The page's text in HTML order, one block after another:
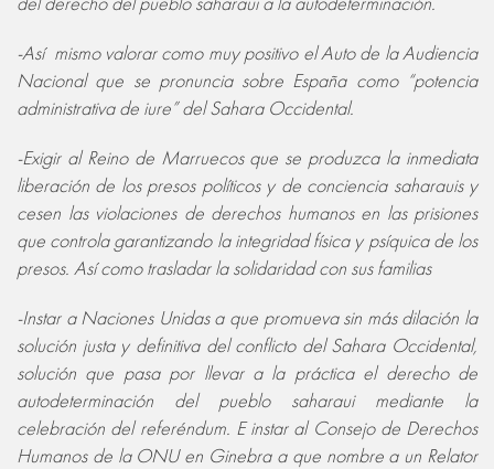
-Así mismo valorar como muy positivo el Auto de la Audiencia
Nacional que se pronuncia sobre España como “potencia
administrativa de iure” del Sahara Occidental.
-Exigir al Reino de Marruecos que se produzca la inmediata
liberación de los presos políticos y de conciencia saharauis y
cesen las violaciones de derechos humanos en las prisiones
que controla garantizando la integridad física y psíquica de los
presos. Así como trasladar la solidaridad con sus familias
-Instar a Naciones Unidas a que promueva sin más dilación la
solución justa y definitiva del conflicto del Sahara Occidental,
solución que pasa por llevar a la práctica el derecho de
autodeterminación del pueblo saharaui mediante la
celebración del referéndum. E instar al Consejo de Derechos
Humanos de la ONU en Ginebra a que nombre a un Relator